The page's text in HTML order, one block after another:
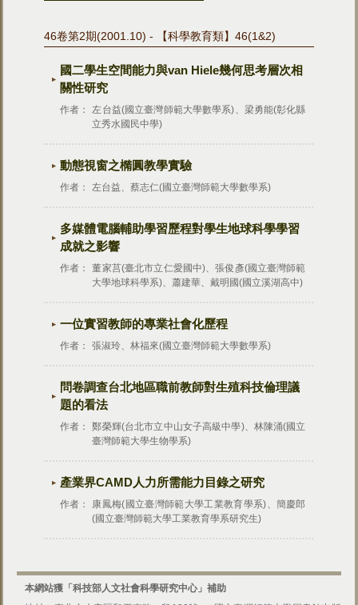
46卷第2期(2001.10) - 【科學教育類】46(1&2)
國二學生空間能力與van Hiele幾何思考層次相
關性研究
作者：
左台益(國立臺灣師範大學數學系)、梁勇能(彰化縣
立秀水國民中學)
動態視窗之橢圓教學實驗
作者： 左台益、蔡志仁(國立臺灣師範大學數學系)
多媒體電腦輔助學習歷程對學生地球科學學習
成就之影響
作者：
董家莒(臺北市立仁愛國中)、張俊彥(國立臺灣師範
大學地球科學系)、蕭建華、戴明國(國立溪湖高中)
一位實習教師的專業社會化歷程
作者： 張淑玲、林福來(國立臺灣師範大學數學系)
問卷調查台北地區職前教師對生殖科技倫理議
題的看法
作者：
鄭榮輝(台北市立中山女子高級中學)、林陳涌(國立
臺灣師範大學生物學系)
產業界CAMD人力所需能力目錄之研究
作者：
康鳳梅(國立臺灣師範大學工業教育學系)、簡慶郎
(國立臺灣師範大學工業教育學系研究生)
本網站獲「科技部人文社會科學研究中心」補助